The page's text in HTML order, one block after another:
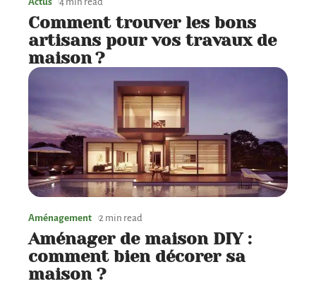
Comment trouver les bons
artisans pour vos travaux de
maison ?
Aménagement 2 min read
Aménager de maison DIY :
comment bien décorer sa
maison ?